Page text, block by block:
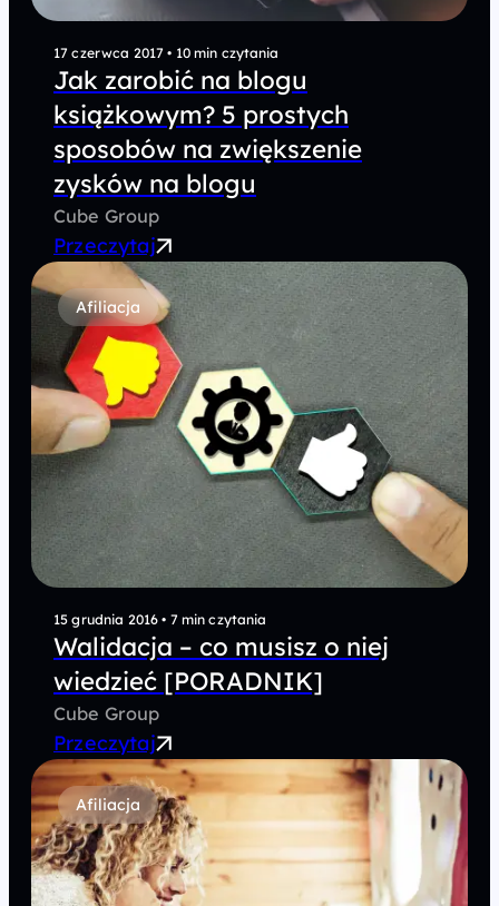
17 czerwca 2017• 10 min czytania
Jak zarobić na blogu
książkowym? 5 prostych
sposobów na zwiększenie
zysków na blogu
Cube Group
Przeczytaj
Afiliacja
15 grudnia 2016• 7 min czytania
Walidacja – co musisz o niej
wiedzieć [PORADNIK]
Cube Group
Przeczytaj
Afiliacja